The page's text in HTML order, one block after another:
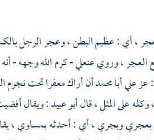
، أي : عظيم البطن ، وعجر الرجل
، وروي عنعلي- كرم الله وجهه -
عليأبا محمدأن أراك معفرا تحت نجوم
على المثل ، قالأبو عبيد: ويقال
وبجري ، أي : أحدثه بمساوي ،